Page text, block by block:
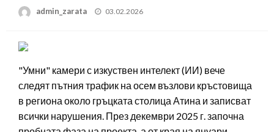
admin_zarata
Posted
03.02.2026
"Умни" камери с изкуствен интелект (ИИ) вече
следят пътния трафик на осем възлови кръстовища
в региона около гръцката столица Атина и записват
всички нарушения. През декември 2025 г. започна